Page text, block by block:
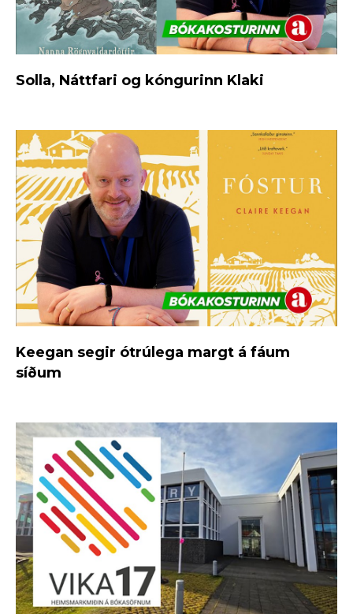
Solla, Náttfari og kóngurinn Klaki
Keegan segir ótrúlega margt á fáum
síðum